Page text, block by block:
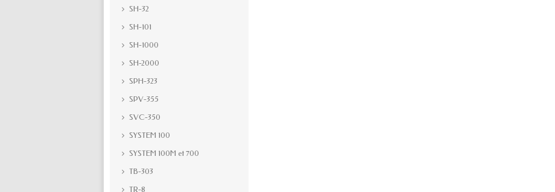
SH-32
SH-101
SH-1000
SH-2000
SPH-323
SPV-355
SVC-350
SYSTEM 100
SYSTEM 100M et 700
TB-303
TR-8